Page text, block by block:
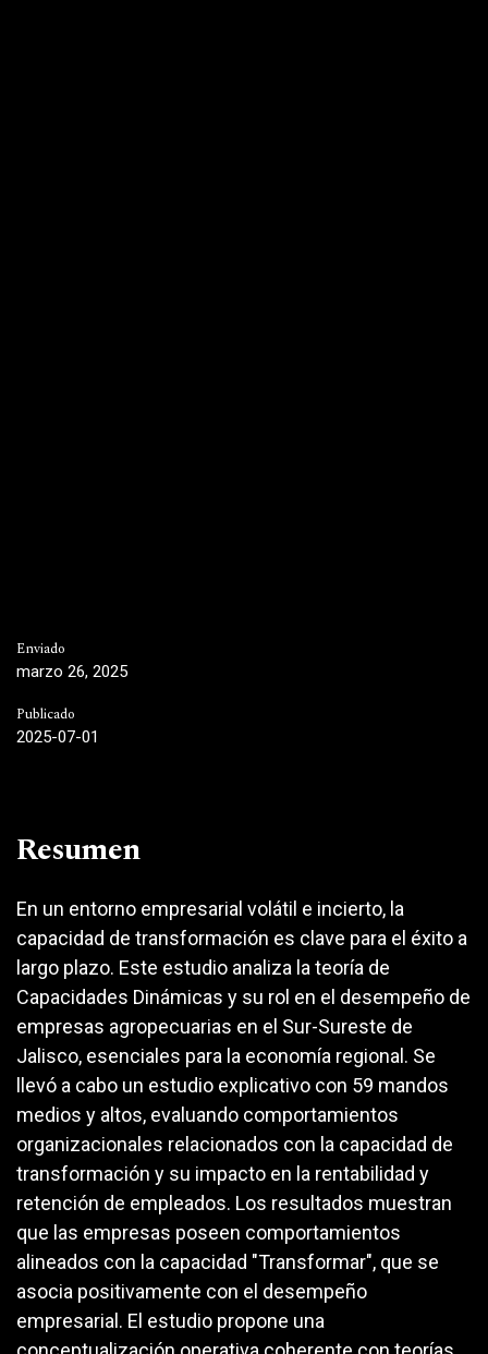
Enviado
marzo 26, 2025
Publicado
2025-07-01
Resumen
En un entorno empresarial volátil e incierto, la
capacidad de transformación es clave para el éxito a
largo plazo. Este estudio analiza la teoría de
Capacidades Dinámicas y su rol en el desempeño de
empresas agropecuarias en el Sur-Sureste de
Jalisco, esenciales para la economía regional. Se
llevó a cabo un estudio explicativo con 59 mandos
medios y altos, evaluando comportamientos
organizacionales relacionados con la capacidad de
transformación y su impacto en la rentabilidad y
retención de empleados. Los resultados muestran
que las empresas poseen comportamientos
alineados con la capacidad "Transformar", que se
asocia positivamente con el desempeño
empresarial. El estudio propone una